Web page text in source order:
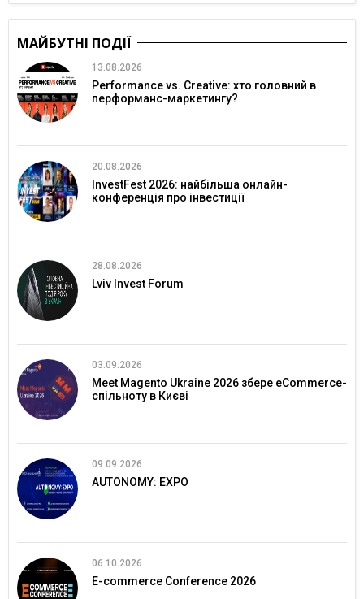
МАЙБУТНІ ПОДІЇ
13.08.2026
Performance vs. Creative: хто головний в
перформанс-маркетингу?
20.08.2026
InvestFest 2026: найбільша онлайн-
конференція про інвестиції
28.08.2026
Lviv Invest Forum
03.09.2026
Meet Magento Ukraine 2026 збере eCommerce-
спільноту в Києві
09.09.2026
AUTONOMY: EXPO
06.10.2026
E-commerce Conference 2026